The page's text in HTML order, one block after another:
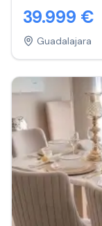
39.999 €
Guadalajara